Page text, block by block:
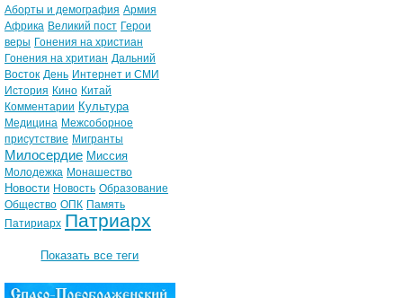
Аборты и демография Армия
Африка Великий пост Герои
веры Гонения на христиан
Гонения на хритиан Дальний
Восток День Интернет и СМИ
История Кино Китай
Комментарии Культура
Медицина Межсоборное
присутствие Мигранты
Милосердие Миссия
Молодежка Монашество
Новости Новость Образование
Общество ОПК Память
Патириарх Патриарх
Показать все теги